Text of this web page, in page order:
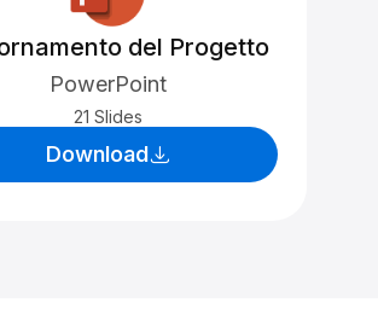
del Progetto
PowerPoint
21 Slides
Download